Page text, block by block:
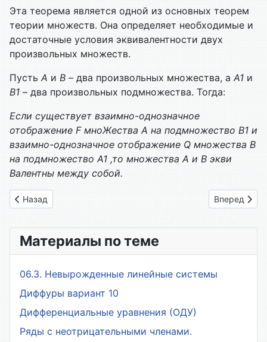
Эта теорема является одной из основных теорем
теории мно­жеств. Она определяет необходимые и
достаточные условия эквива­лентности двух
произвольных множеств.
ПустьА и В – два произвольных множества, аА1 и
В1 – два произвольных подмножества. Тогда:
Если существует взаимно-однозначное
отображение FмноЖества А на подмножество В1 и
взаимно-однозначное отображение Q множества В
на подмножество А1 ,то множества А и В экви
Валентны между собой.
Предыдущий: 1.21 Несчетные множества
Назад Следующий:
Вперед
Материалы по теме
06.3. Невырожденные линейные системы
Диффуры вариант 10
Дифференциальные уравнения (ОДУ)
Ряды с неотрицательными членами.